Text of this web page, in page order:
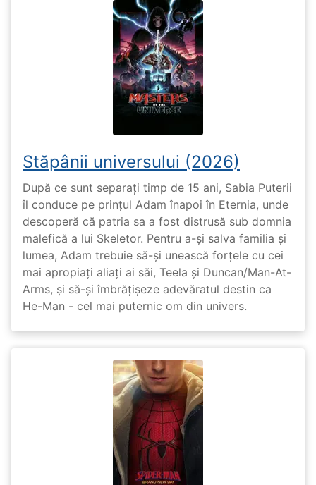
Stăpânii universului (2026)
După ce sunt separați timp de 15 ani, Sabia Puterii
îl conduce pe prințul Adam înapoi în Eternia, unde
descoperă că patria sa a fost distrusă sub domnia
malefică a lui Skeletor. Pentru a-și salva familia și
lumea, Adam trebuie să-și unească forțele cu cei
mai apropiați aliați ai săi, Teela și Duncan/Man-At-
Arms, și să-și îmbrățișeze adevăratul destin ca
He-Man - cel mai puternic om din univers.